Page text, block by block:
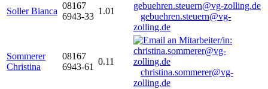
Soller Bianca
08167
6943-33
1.01
gebuehren.steuern@vg-
zolling.de
Sommerer
Christina
08167
6943-61
0.11
christina.sommerer@vg-
zolling.de